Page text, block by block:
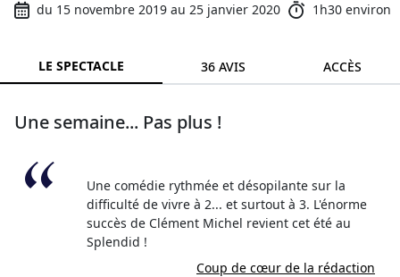
du 15 novembre 2019 au 25 janvier 2020
1h30 environ
LE SPECTACLE 36 AVIS ACCÈS
Une semaine... Pas plus !
Une comédie rythmée et désopilante sur la
difficulté de vivre à 2... et surtout à 3. L'énorme
succès de Clément Michel revient cet été au
Splendid !
Coup de cœur de la rédaction